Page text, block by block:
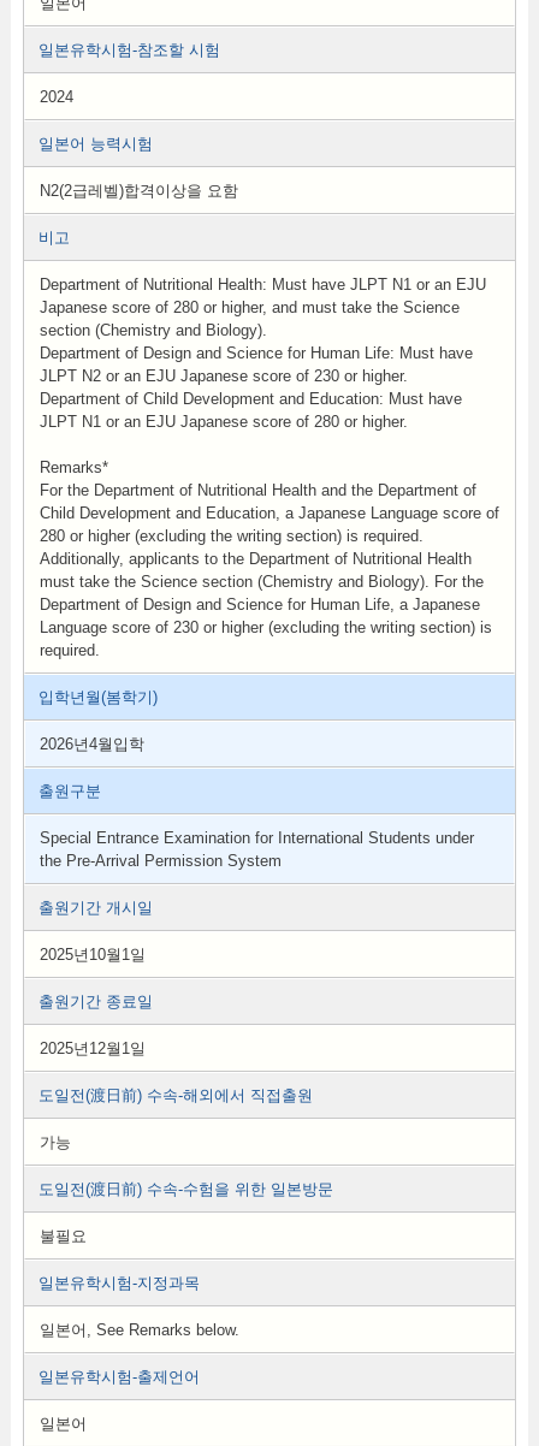
일본유학시험-참조할 시험
2024
일본어 능력시험
N2(2급레벨)합격이상을 요함
비고
Department of Nutritional Health: Must have JLPT N1 or an EJU
Japanese score of 280 or higher, and must take the Science
section (Chemistry and Biology).
Department of Design and Science for Human Life: Must have
JLPT N2 or an EJU Japanese score of 230 or higher.
Department of Child Development and Education: Must have
JLPT N1 or an EJU Japanese score of 280 or higher.
Remarks*
For the Department of Nutritional Health and the Department of
Child Development and Education, a Japanese Language score of
280 or higher (excluding the writing section) is required.
Additionally, applicants to the Department of Nutritional Health
must take the Science section (Chemistry and Biology). For the
Department of Design and Science for Human Life, a Japanese
Language score of 230 or higher (excluding the writing section) is
required.
입학년월(봄학기)
2026년4월입학
출원구분
Special Entrance Examination for International Students under
the Pre-Arrival Permission System
출원기간 개시일
2025년10월1일
출원기간 종료일
2025년12월1일
도일전(渡日前) 수속-해외에서 직접출원
가능
도일전(渡日前) 수속-수험을 위한 일본방문
불필요
일본유학시험-지정과목
일본어, See Remarks below.
일본유학시험-출제언어
일본어